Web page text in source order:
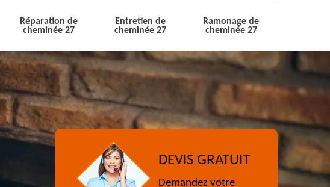
Réparation de
cheminée 27
Entretien de
cheminée 27
Ramonage de
cheminée 27
DEVIS GRATUIT
Demandez votre